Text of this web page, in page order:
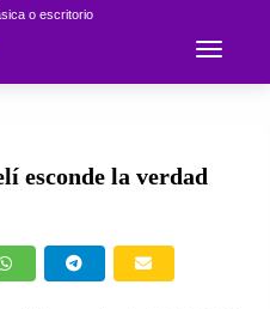
o escritorio
Toggle
esconde la verdad